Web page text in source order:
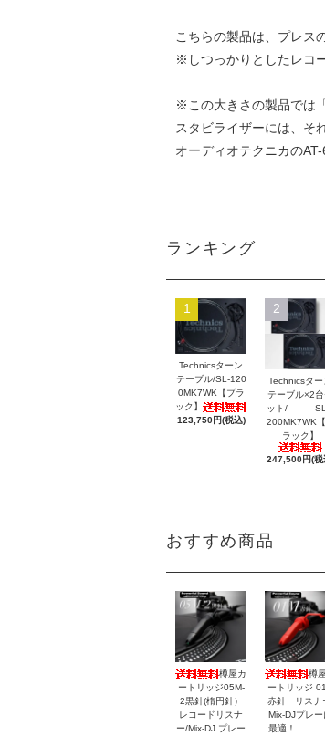
こちらの製品は、プレス
※しつっかりとしたレコ
※この大きさの製品では
スタビライザーには、そ
オーディオテクニカの
ランキング
1
Technicsターン
テーブル/SL-120
0MK7WK【ブラ
ック】
123,750円(税込)
2
Technicsター
テーブル×2台
ット/
200MK7WK
ラック】
247,500円(税
おすすめ商品
樽屋カ
ートリッジ05M-
2黒針(楕円針）
レコードリスナ
ー/Mix-DJ プレー
樽
ートリッジ
赤針 リスナ
Mix-DJプレー
最適